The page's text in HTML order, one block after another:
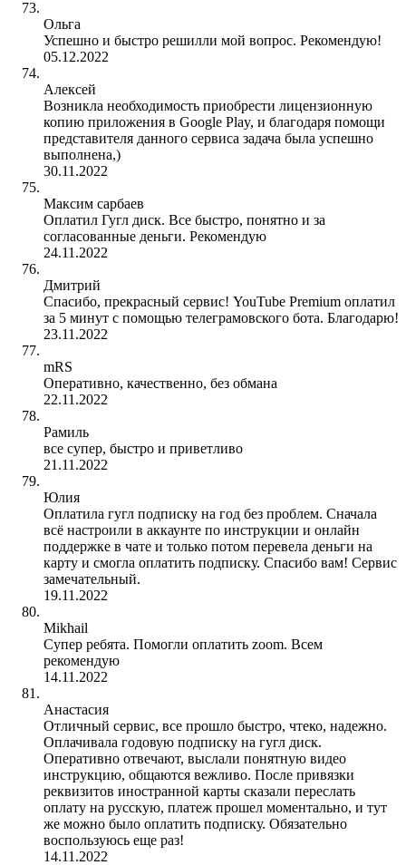
Ольга
Успешно и быстро решилли мой вопрос. Рекомендую!
05.12.2022
Алексей
Возникла необходимость приобрести лицензионную
копию приложения в Google Play, и благодаря помощи
представителя данного сервиса задача была успешно
выполнена,)
30.11.2022
Максим сарбаев
Оплатил Гугл диск. Все быстро, понятно и за
согласованные деньги. Рекомендую
24.11.2022
Дмитрий
Спасибо, прекрасный сервис! YouTube Premium оплатил
за 5 минут с помощью телеграмовского бота. Благодарю!
23.11.2022
mRS
Оперативно, качественно, без обмана
22.11.2022
Рамиль
все супер, быстро и приветливо
21.11.2022
Юлия
Оплатила гугл подписку на год без проблем. Сначала
всё настроили в аккаунте по инструкции и онлайн
поддержке в чате и только потом перевела деньги на
карту и смогла оплатить подписку. Спасибо вам! Сервис
замечательный.
19.11.2022
Mikhail
Супер ребята. Помогли оплатить zoom. Всем
рекомендую
14.11.2022
Анастасия
Отличный сервис, все прошло быстро, чтеко, надежно.
Оплачивала годовую подписку на гугл диск.
Оперативно отвечают, выслали понятную видео
инструкцию, общаются вежливо. После привязки
реквизитов иностранной карты сказали переслать
оплату на русскую, платеж прошел моментально, и тут
же можно было оплатить подписку. Обязательно
воспользуюсь еще раз!
14.11.2022